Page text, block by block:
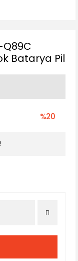
Q89C
Batarya Pil
%20